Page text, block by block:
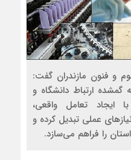
و فنون مازندران گفت:
ارتباط دانشگاه و
تعامل واقعی،
عملی تبدیل کرده و
را فراهم می‌سازد.